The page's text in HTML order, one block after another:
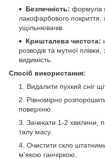
Безпечність: формула
лакофарбового покриття,
ущільнювачів.
Кришталева чистота:
розводів та мутної
видимість.
Спосіб використання:
Видалити пухкий сніг
Рівномірно
поверхню.
Зачекати 1-2 хвилини,
талу масу.
Очистити скло
м'якою ганчіркою.